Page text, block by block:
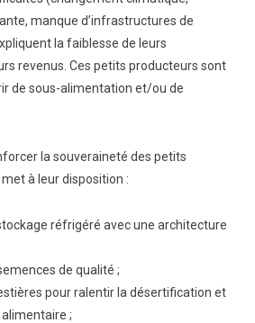
manque d’infrastructures de
la faiblesse de leurs
revenus. Ces petits producteurs sont
de sous-alimentation et/ou de
la souveraineté des petits
à leur disposition :
réfrigéré avec une architecture
de qualité ;
pour ralentir la désertification et
;